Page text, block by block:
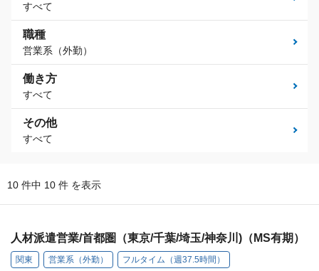
すべて
職種
営業系（外勤）
働き方
すべて
その他
すべて
10 件中 10 件 を表示
人材派遣営業/首都圏（東京/千葉/埼玉/神奈川)（MS有期）
関東 営業系（外勤） フルタイム（週37.5時間）